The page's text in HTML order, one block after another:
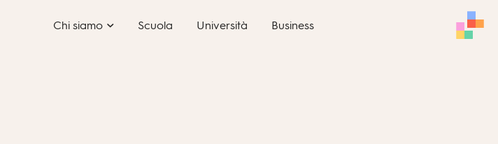
Chi siamo Scuola Università Business